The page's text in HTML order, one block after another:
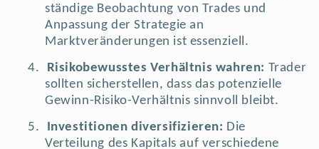
ständige Beobachtung von Trades und
Anpassung der Strategie an
Marktveränderungen ist essenziell.
4.
Risikobewusstes Verhältnis wahren: Trader
sollten sicherstellen, dass das potenzielle
Gewinn-Risiko-Verhältnis sinnvoll bleibt.
5.
Investitionen diversifizieren: Die
Verteilung des Kapitals auf verschiedene